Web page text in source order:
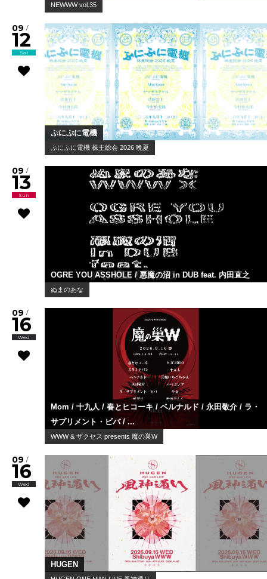
NEWWW vol.35
09 /
12
Sat
ぷにぷに電機
ぷにぷに電機 株主総会 2026 晩夏
09 /
13
Sun
OGRE YOU ASSHOLE / 悪魔の沼 in DUB feat. 内田直之
ぬまのあな
09 /
16
Wed
Mom / 十九人 / 春とヒコーキ / ベルナルド / 永田敬介 / ラ・
サプリメント・ビバ / ...
WWW & ザクセス presents 魔の巣W
09 /
16
Wed
HUGEN